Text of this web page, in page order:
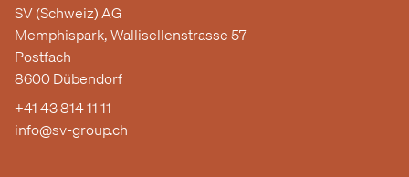
SV (Schweiz) AG
Memphispark, Wallisellenstrasse 57
Postfach
8600 Dübendorf
+41 43 814 11 11
info@sv-group.ch